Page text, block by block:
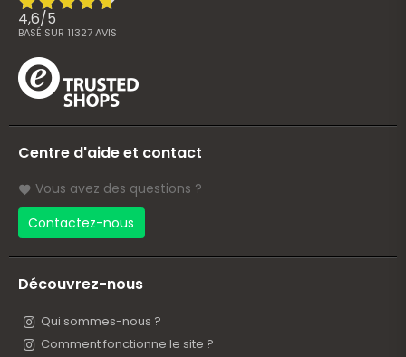
4,6/5
BASÉ SUR 11327AVIS
Centre d'aide et contact
Vous avez des questions ?
Contactez-nous
Découvrez-nous
Qui sommes-nous ?
Comment fonctionne le site ?